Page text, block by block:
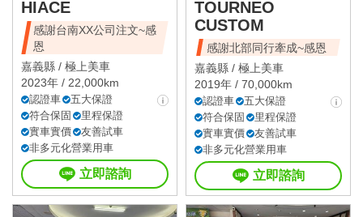
HIACE
感謝台南XX公司注文~感
恩
嘉義縣 / 極上美車
2023年 / 22,000km
認證車
五大保證
符合保固
里程保證
實車實價
友善試車
非多元化營業用車
立即諮詢
TOURNEO
CUSTOM
感謝北部同行牽成~感恩
嘉義縣 / 極上美車
2019年 / 70,000km
認證車
五大保證
符合保固
里程保證
實車實價
友善試車
非多元化營業用車
立即諮詢